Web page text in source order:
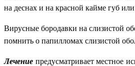
на деснах и на красной кайме губ
Вирусные бородавки на слизистой
помнить о папилломах слизистой
Лечение предусматривает местное